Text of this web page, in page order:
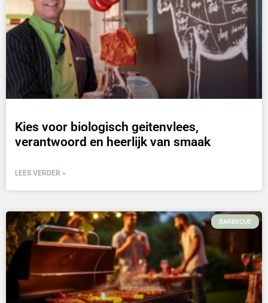
Kies voor biologisch geitenvlees,
verantwoord en heerlijk van smaak
LEES VERDER »
BARBECUE